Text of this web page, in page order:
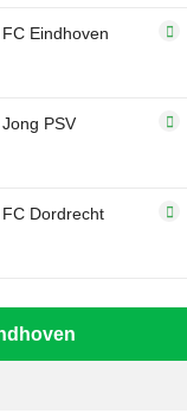
FC Eindhoven
Jong PSV
FC Dordrecht